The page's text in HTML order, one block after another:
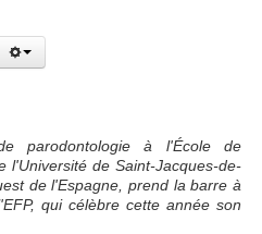
parodontologie à l'École de
l'Université de Saint-Jacques-de-
de l'Espagne, prend la barre à
qui célèbre cette année son